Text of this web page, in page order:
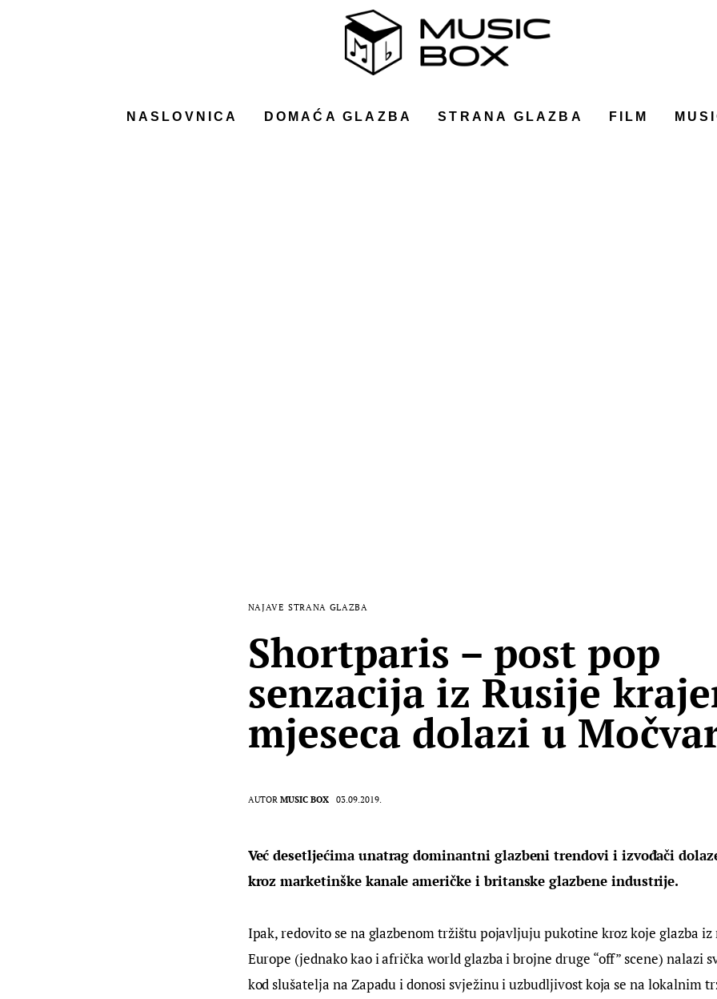
NASLOVNICA DOMAĆA GLAZBA STRANA GLAZBA FILM
NAJAVE STRANA GLAZBA
Shortparis – post pop
senzacija iz Rusije
mjeseca dolazi u
AUTOR MUSIC BOX 03.09.2019.
Već desetljećima unatrag dominantni glazbeni trendovi i izvođači
kroz marketinške kanale američke i britanske glazbene industrije.
Ipak, redovito se na glazbenom tržištu pojavljuju pukotine kroz koje glazba
Europe (jednako kao i afrička world glazba i brojne druge “off” scene) nalazi
kod slušatelja na Zapadu i donosi svježinu i uzbudljivost koja se na lokalnim